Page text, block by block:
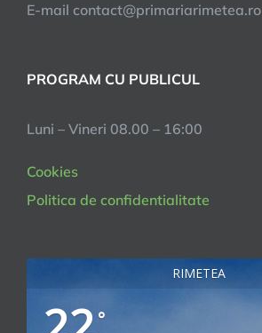
E-mail contact@primariarimetea.ro
PROGRAM CU PUBLICUL
Luni – Vineri 08.00 – 16:00
Cookies
Politica de confidentialitate
RIMETEA
°